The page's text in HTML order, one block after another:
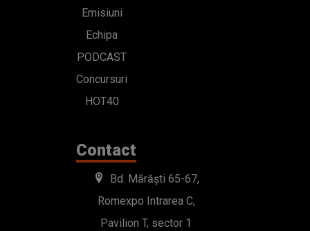
Emisiuni
Echipa
PODCAST
Concursuri
HOT40
Contact
Bd. Mărăști 65-67,
Romexpo Intrarea C,
Pavilion T, sector 1